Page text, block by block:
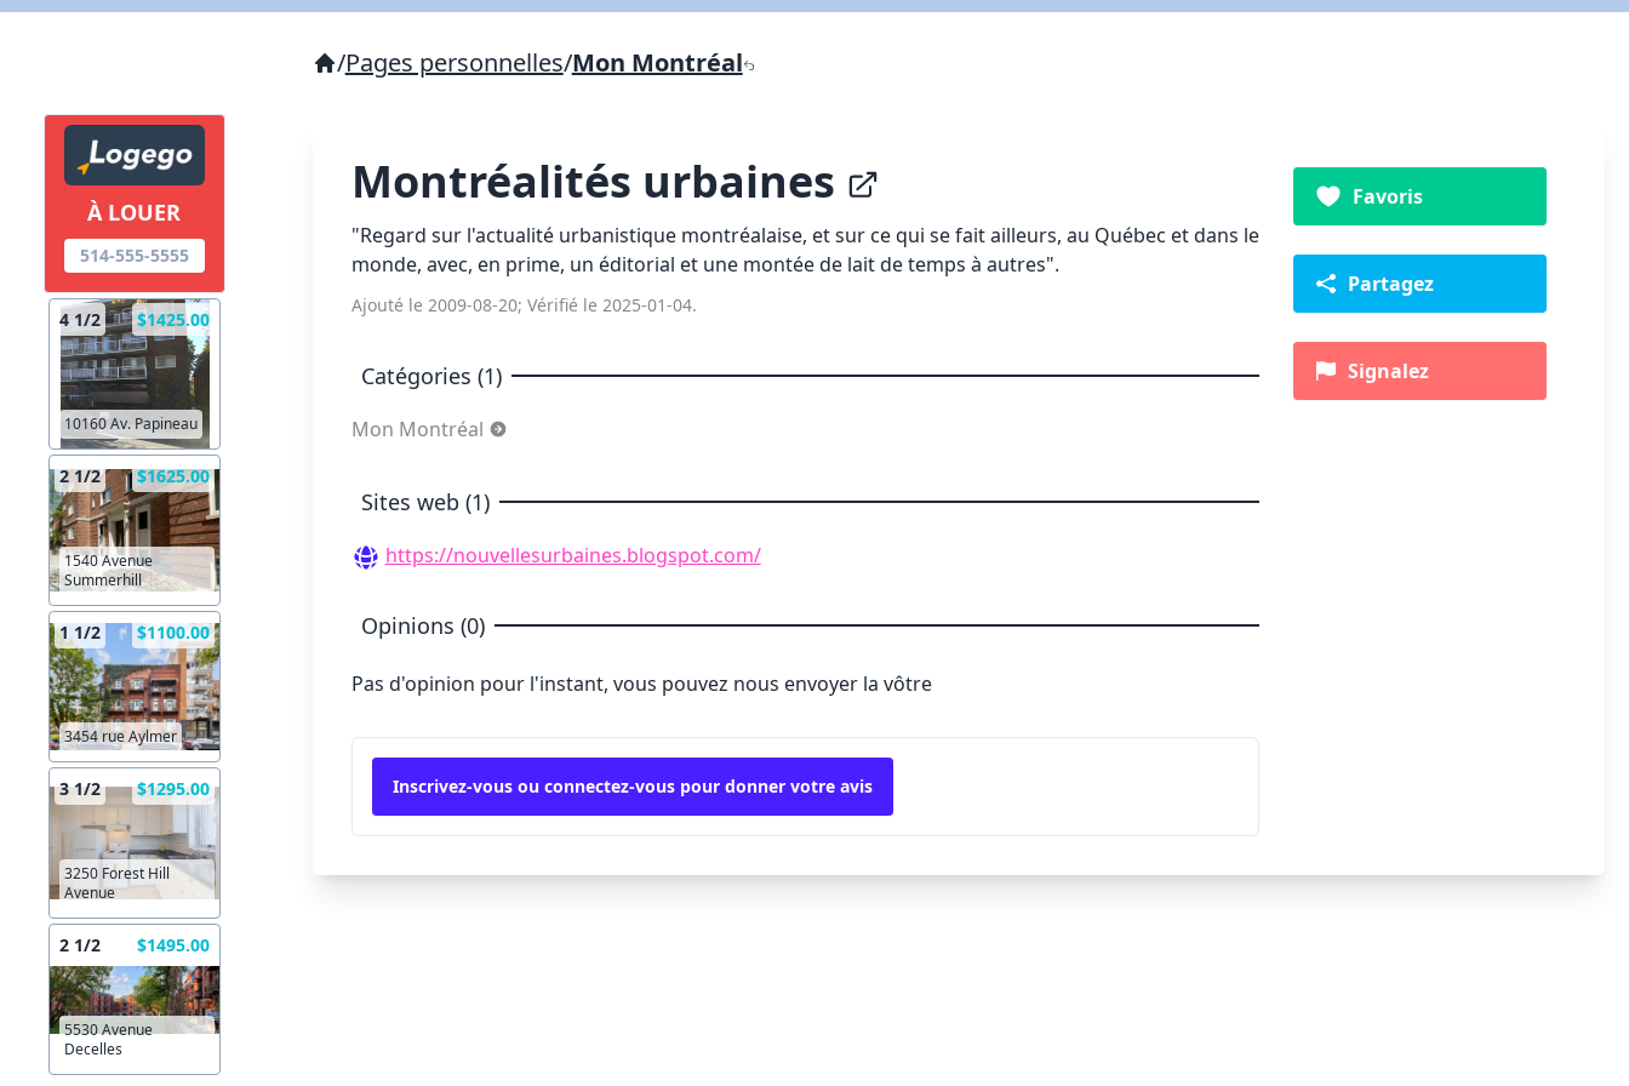
À LOUER
514-555-5555
4 1/2 $1425.00
10160 Av. Papineau
2 1/2 $1625.00
1540 Avenue
Summerhill
1 1/2 $1100.00
3454 rue Aylmer
3 1/2 $1295.00
3250 Forest Hill
Avenue
2 1/2 $1495.00
5530 Avenue
Decelles
/Pages personnelles/Mon Montréal
Montréalités urbaines
"Regard sur l'actualité urbanistique montréalaise, et sur ce qui se fait ailleurs, au Québec et dans le
monde, avec, en prime, un éditorial et une montée de lait de temps à autres".
Ajouté le 2009-08-20; Vérifié le 2025-01-04.
Catégories (1)
Mon Montréal
Sites web (1)
https://nouvellesurbaines.blogspot.com/
Opinions (0)
Pas d'opinion pour l'instant, vous pouvez nous envoyer la vôtre
Inscrivez-vous ou connectez-vous pour donner votre avis
Favoris
Partagez
Signalez
X Fermer